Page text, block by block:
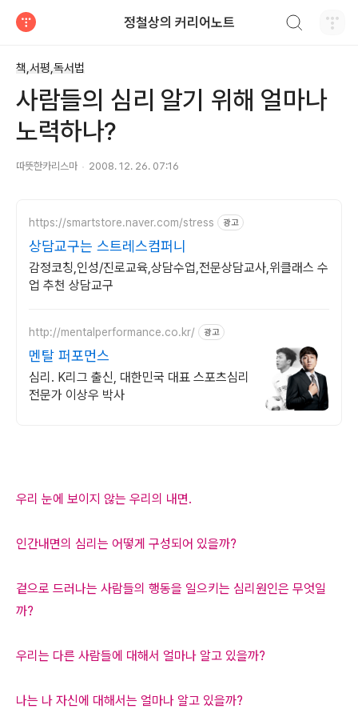
정철상의 커리어노트
책,서평,독서법
사람들의 심리 알기 위해 얼마나
노력하나?
따뜻한카리스마 2008. 12. 26. 07:16
https://smartstore.naver.com/stress 광고
상담교구는 스트레스컴퍼니
감정코칭,인성/진로교육,상담수업,전문상담교사,위클래스 수
업 추천 상담교구
http://mentalperformance.co.kr/ 광고
멘탈 퍼포먼스
심리. K리그 출신, 대한민국 대표 스포츠심리
전문가 이상우 박사
우리 눈에 보이지 않는 우리의 내면.
인간내면의 심리는 어떻게 구성되어 있을까?
겉으로 드러나는 사람들의 행동을 일으키는 심리원인은 무엇일
까?
우리는 다른 사람들에 대해서 얼마나 알고 있을까?
나는 나 자신에 대해서는 얼마나 알고 있을까?